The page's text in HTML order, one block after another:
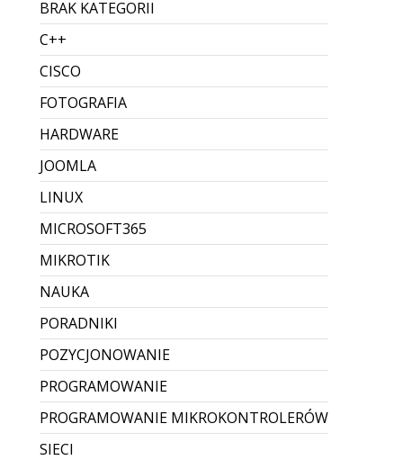
BRAK KATEGORII
C++
CISCO
FOTOGRAFIA
HARDWARE
JOOMLA
LINUX
MICROSOFT365
MIKROTIK
NAUKA
PORADNIKI
POZYCJONOWANIE
PROGRAMOWANIE
PROGRAMOWANIE MIKROKONTROLERÓW
SIECI